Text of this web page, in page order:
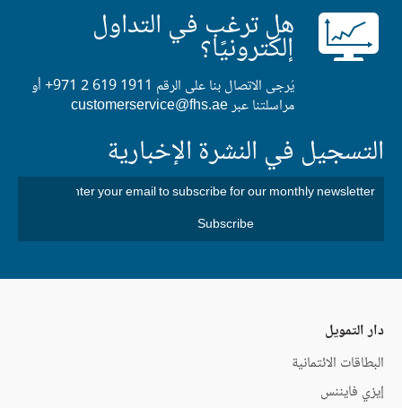
هل ترغب في التداول
إلكترونيًا؟
يُرجى الاتصال بنا على الرقم +971 2 619 1911أو
مراسلتنا عبرcustomerservice@fhs.ae
التسجيل في النشرة الإخبارية
دار التمويل
البطاقات الائتمانية
إيزي فايننس